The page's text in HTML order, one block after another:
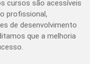
cursos são acessíveis
profissional,
de desenvolvimento
que a melhoria